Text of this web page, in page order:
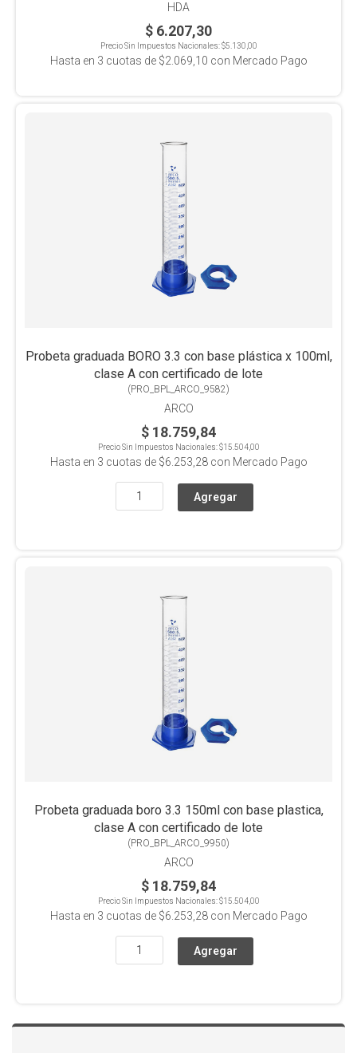
HDA
$ 6.207,30
Precio Sin Impuestos Nacionales:$5.130,00
Hasta en 3 cuotas de $2.069,10 con Mercado Pago
Probeta graduada BORO 3.3 con base plástica x 100ml,
clase A con certificado de lote
(PRO_BPL_ARCO_9582)
ARCO
$ 18.759,84
Precio Sin Impuestos Nacionales:$15.504,00
Hasta en 3 cuotas de $6.253,28con Mercado Pago
Probeta graduada boro 3.3 150ml con base plastica,
clase A con certificado de lote
(PRO_BPL_ARCO_9950)
ARCO
$ 18.759,84
Precio Sin Impuestos Nacionales:$15.504,00
Hasta en 3 cuotas de $6.253,28con Mercado Pago